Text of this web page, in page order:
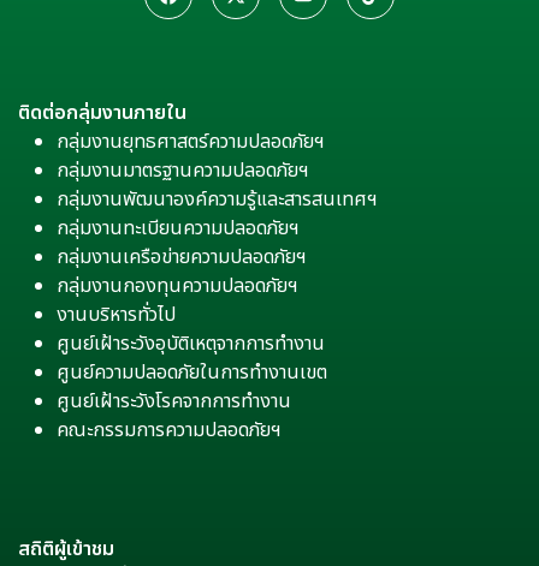
ติดต่อกลุ่มงานภายใน
กลุ่มงานยุทธศาสตร์ความปลอดภัยฯ
กลุ่มงานมาตรฐานความปลอดภัยฯ
กลุ่มงานพัฒนาองค์ความรู้และสารสนเทศฯ
กลุ่มงานทะเบียนความปลอดภัยฯ
กลุ่มงานเครือข่ายความปลอดภัยฯ
กลุ่มงานกองทุนความปลอดภัยฯ
งานบริหารทั่วไป
ศูนย์เฝ้าระวังอุบัติเหตุจากการทำงาน
ศูนย์ความปลอดภัยในการทำงานเขต
ศูนย์เฝ้าระวังโรคจากการทำงาน
คณะกรรมการความปลอดภัยฯ
สถิติผู้เข้าชม